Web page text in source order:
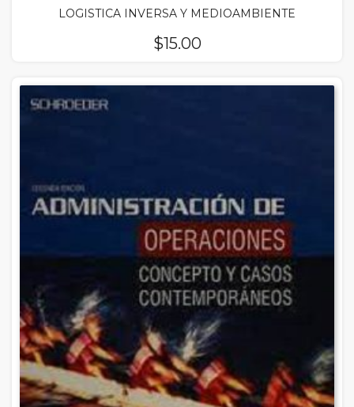
LOGISTICA INVERSA Y MEDIOAMBIENTE
$15.00